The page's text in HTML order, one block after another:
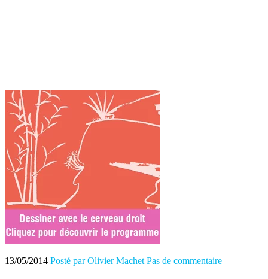
13/05/2014 Posté par Olivier Machet Pas de commentaire